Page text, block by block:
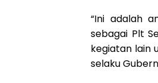
“Ini adalah
sebagai Plt
kegiatan lain
selaku